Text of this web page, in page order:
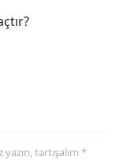
tartışalım *